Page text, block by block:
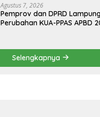
Agustus 7, 2026
Pemprov dan DPRD
Perubahan KUA-PPAS APBD
Selengkapnya